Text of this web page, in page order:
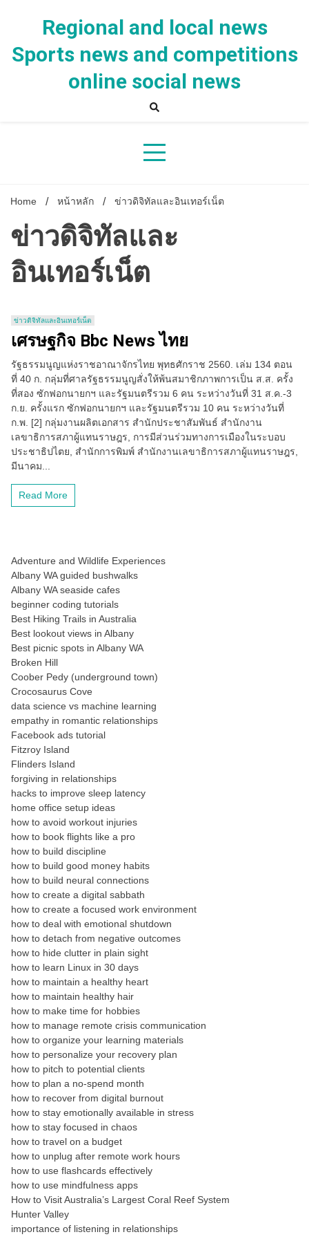
Regional and local news
Sports news and competitions
online social news
Home หน้าหลัก ข่าวดิจิทัลและอินเทอร์เน็ต
ข่าวดิจิทัลและ
อินเทอร์เน็ต
ข่าวดิจิทัลและอินเทอร์เน็ต
เศรษฐกิจ Bbc News ไทย
รัฐธรรมนูญแห่งราชอาณาจักรไทย พุทธศักราช 2560. เล่ม 134 ตอน
ที่ 40 ก. กลุ่มที่ศาลรัฐธรรมนูญสั่งให้พ้นสมาชิกภาพการเป็น ส.ส. ครั้ง
ที่สอง ซักฟอกนายกฯ และรัฐมนตรีรวม 6 คน ระหว่างวันที่ 31 ส.ค.-3
ก.ย. ครั้งแรก ซักฟอกนายกฯ และรัฐมนตรีรวม 10 คน ระหว่างวันที่
ก.พ. [2] กลุ่มงานผลิตเอกสาร สำนักประชาสัมพันธ์ สำนักงาน
เลขาธิการสภาผู้แทนราษฎร, การมีส่วนร่วมทางการเมืองในระบอบ
ประชาธิปไตย, สำนักการพิมพ์ สำนักงานเลขาธิการสภาผู้แทนราษฎร,
มีนาคม...
Read More
Adventure and Wildlife Experiences
Albany WA guided bushwalks
Albany WA seaside cafes
beginner coding tutorials
Best Hiking Trails in Australia
Best lookout views in Albany
Best picnic spots in Albany WA
Broken Hill
Coober Pedy (underground town)
Crocosaurus Cove
data science vs machine learning
empathy in romantic relationships
Facebook ads tutorial
Fitzroy Island
Flinders Island
forgiving in relationships
hacks to improve sleep latency
home office setup ideas
how to avoid workout injuries
how to book flights like a pro
how to build discipline
how to build good money habits
how to build neural connections
how to create a digital sabbath
how to create a focused work environment
how to deal with emotional shutdown
how to detach from negative outcomes
how to hide clutter in plain sight
how to learn Linux in 30 days
how to maintain a healthy heart
how to maintain healthy hair
how to make time for hobbies
how to manage remote crisis communication
how to organize your learning materials
how to personalize your recovery plan
how to pitch to potential clients
how to plan a no-spend month
how to recover from digital burnout
how to stay emotionally available in stress
how to stay focused in chaos
how to travel on a budget
how to unplug after remote work hours
how to use flashcards effectively
how to use mindfulness apps
How to Visit Australia’s Largest Coral Reef System
Hunter Valley
importance of listening in relationships